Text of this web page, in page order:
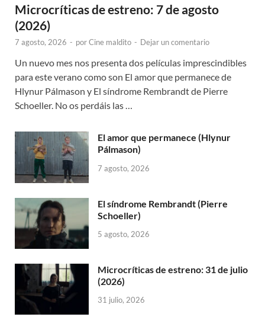
Microcríticas de estreno: 7 de agosto
(2026)
7 agosto, 2026 - porCine maldito - Dejar un comentario
Un nuevo mes nos presenta dos películas imprescindibles
para este verano como son El amor que permanece de
Hlynur Pálmason y El síndrome Rembrandt de Pierre
Schoeller. No os perdáis las …
El amor que permanece (Hlynur
Pálmason)
7 agosto, 2026
El síndrome Rembrandt (Pierre
Schoeller)
5 agosto, 2026
Microcríticas de estreno: 31 de julio
(2026)
31 julio, 2026